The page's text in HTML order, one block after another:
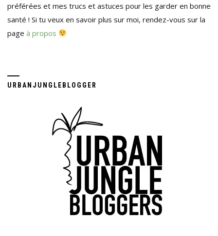
préférées et mes trucs et astuces pour les garder en bonne
santé ! Si tu veux en savoir plus sur moi, rendez-vous sur la
page à propos
URBANJUNGLEBLOGGER